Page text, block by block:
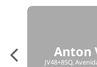
Anton
JV48+85Q,